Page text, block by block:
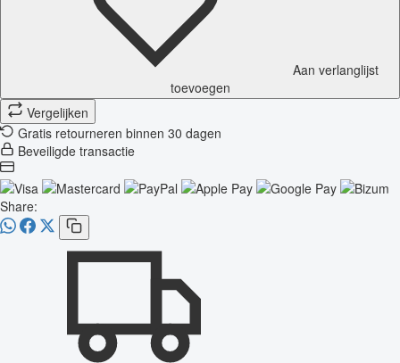
Aan verlanglijst
toevoegen
Vergelijken
Gratis retourneren binnen 30 dagen
Beveiligde transactie
Share: